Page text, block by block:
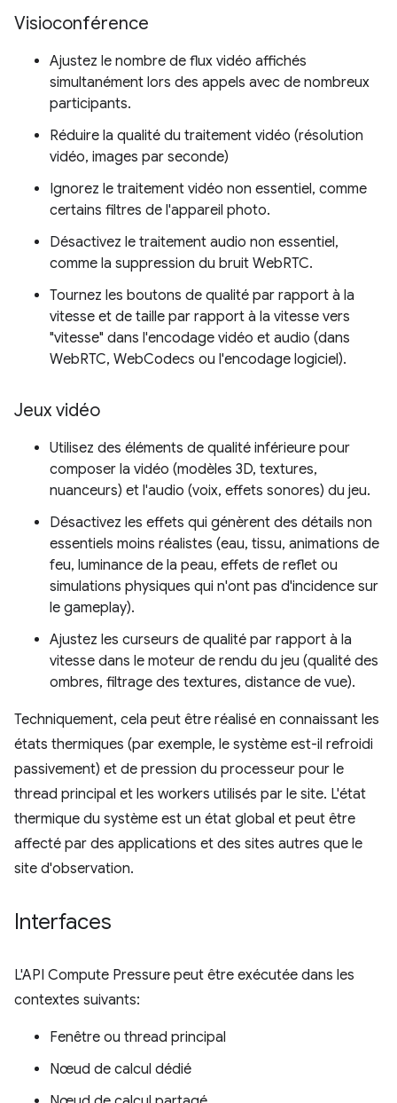
Visioconférence
Ajustez le nombre de flux vidéo affichés
simultanément lors des appels avec de nombreux
participants.
Réduire la qualité du traitement vidéo (résolution
vidéo, images par seconde)
Ignorez le traitement vidéo non essentiel, comme
certains filtres de l'appareil photo.
Désactivez le traitement audio non essentiel,
comme la suppression du bruit WebRTC.
Tournez les boutons de qualité par rapport à la
vitesse et de taille par rapport à la vitesse vers
"vitesse" dans l'encodage vidéo et audio (dans
WebRTC, WebCodecs ou l'encodage logiciel).
Jeux vidéo
Utilisez des éléments de qualité inférieure pour
composer la vidéo (modèles 3D, textures,
nuanceurs) et l'audio (voix, effets sonores) du jeu.
Désactivez les effets qui génèrent des détails non
essentiels moins réalistes (eau, tissu, animations de
feu, luminance de la peau, effets de reflet ou
simulations physiques qui n'ont pas d'incidence sur
le gameplay).
Ajustez les curseurs de qualité par rapport à la
vitesse dans le moteur de rendu du jeu (qualité des
ombres, filtrage des textures, distance de vue).
Techniquement, cela peut être réalisé en connaissant les
états thermiques (par exemple, le système est-il refroidi
passivement) et de pression du processeur pour le
thread principal et les workers utilisés par le site. L'état
thermique du système est un état global et peut être
affecté par des applications et des sites autres que le
site d'observation.
Interfaces
L'API Compute Pressure peut être exécutée dans les
contextes suivants:
Fenêtre ou thread principal
Nœud de calcul dédié